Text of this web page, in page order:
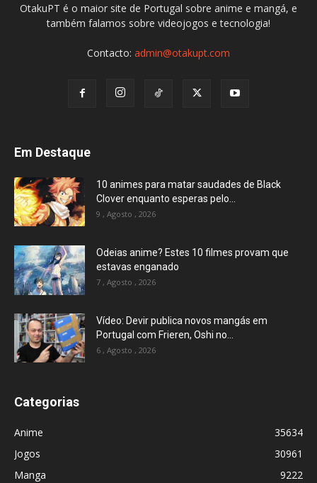
OtakuPT é o maior site de Portugal sobre anime e mangá, e
também falamos sobre videojogos e tecnologia!
Contacto: admin@otakupt.com
Em Destaque
10 animes para matar saudades de Black
Clover enquanto esperas pelo...
9 , Agosto , 2026
Odeias anime? Estes 10 filmes provam que
estavas enganado
7 , Agosto , 2026
Vídeo: Devir publica novos mangás em
Portugal com Frieren, Oshi no...
6 , Agosto , 2026
Categorias
Anime
35634
Jogos
30961
Manga
9222